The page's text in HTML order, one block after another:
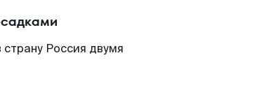
Россия двумя